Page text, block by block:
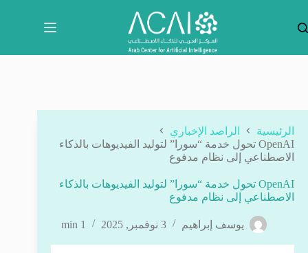
المحتوى
الرئيسية
الراصد الإخباري
OpenAI تحول خدمة “سورا” لتوليد الفيديوهات بالذكاء
الاصطناعي إلى نظام مدفوع
OpenAI تحول خدمة “سورا” لتوليد الفيديوهات بالذكاء
الاصطناعي إلى نظام مدفوع
يوسف إبراهيم 3 نوفمبر, 2025 1 min